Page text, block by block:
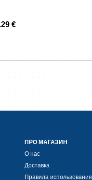
.29 €
ПРО МАГАЗИН
О нас
Доставка
Правила использования